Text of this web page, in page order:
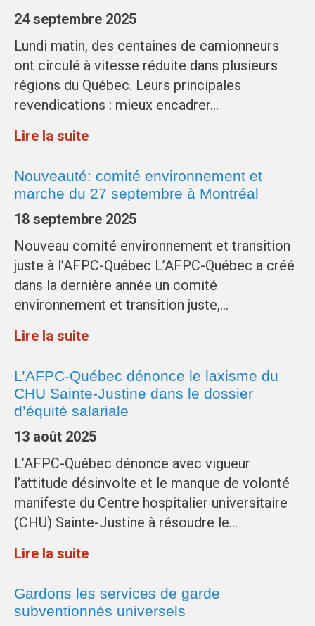
24 septembre 2025
Lundi matin, des centaines de camionneurs
ont circulé à vitesse réduite dans plusieurs
régions du Québec. Leurs principales
revendications : mieux encadrer…
Lire la suite
Nouveauté: comité environnement et
marche du 27 septembre à Montréal
18 septembre 2025
Nouveau comité environnement et transition
juste à l’AFPC-Québec L’AFPC-Québec a créé
dans la dernière année un comité
environnement et transition juste,…
Lire la suite
L’AFPC-Québec dénonce le laxisme du
CHU Sainte-Justine dans le dossier
d’équité salariale
13 août 2025
L’AFPC-Québec dénonce avec vigueur
l’attitude désinvolte et le manque de volonté
manifeste du Centre hospitalier universitaire
(CHU) Sainte-Justine à résoudre le…
Lire la suite
Gardons les services de garde
subventionnés universels